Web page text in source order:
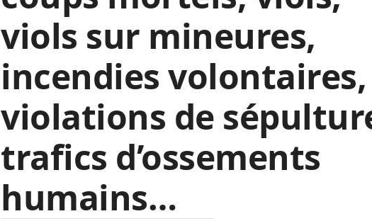
viols sur mineures,
incendies volontaires,
violations de
trafics d’ossements
humains…